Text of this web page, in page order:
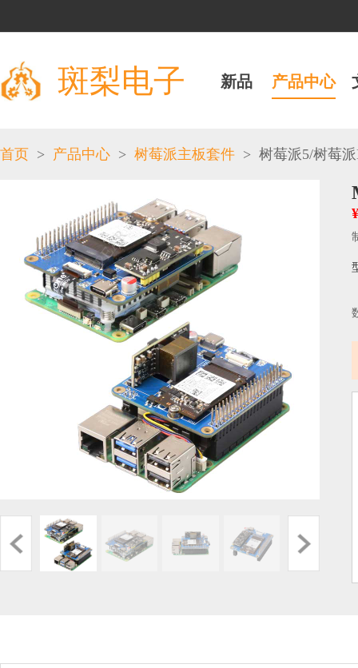
斑梨电子 新品 产品中心
首页 > 产品中心 > 树莓派主板套件 > 树莓派5/树莓派